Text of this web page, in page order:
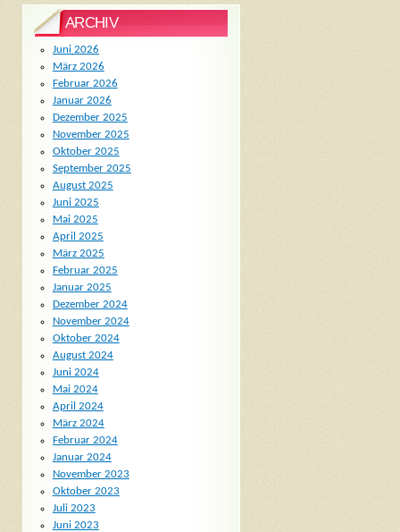
ARCHIV
Juni 2026
März 2026
Februar 2026
Januar 2026
Dezember 2025
November 2025
Oktober 2025
September 2025
August 2025
Juni 2025
Mai 2025
April 2025
März 2025
Februar 2025
Januar 2025
Dezember 2024
November 2024
Oktober 2024
August 2024
Juni 2024
Mai 2024
April 2024
März 2024
Februar 2024
Januar 2024
November 2023
Oktober 2023
Juli 2023
Juni 2023